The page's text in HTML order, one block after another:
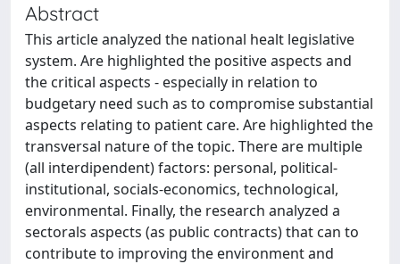
Abstract
This article analyzed the national healt legislative
system. Are highlighted the positive aspects and
the critical aspects - especially in relation to
budgetary need such as to compromise substantial
aspects relating to patient care. Are highlighted the
transversal nature of the topic. There are multiple
(all interdipendent) factors: personal, political-
institutional, socials-economics, technological,
environmental. Finally, the research analyzed a
sectorals aspects (as public contracts) that can to
contribute to improving the environment and